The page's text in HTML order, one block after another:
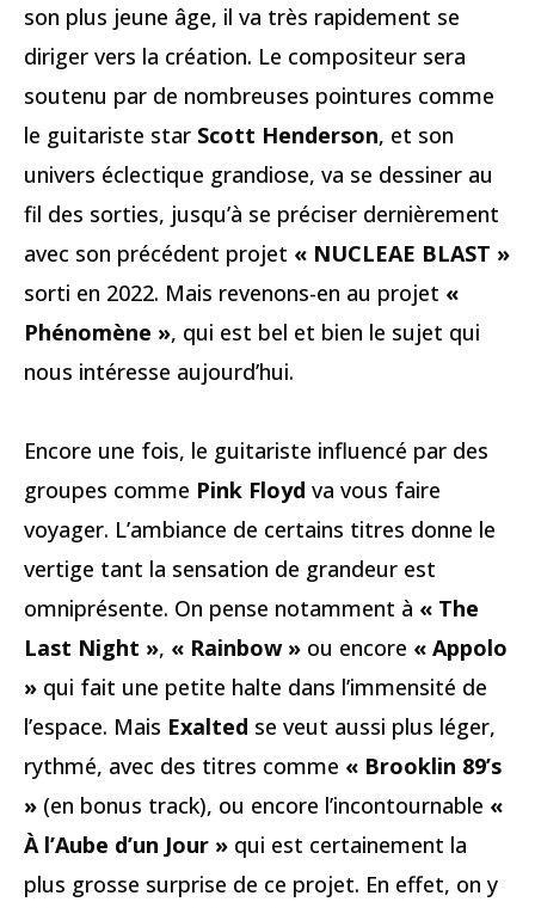
son plus jeune âge, il va très rapidement se
diriger vers la création. Le compositeur sera
soutenu par de nombreuses pointures comme
le guitariste star Scott Henderson, et son
univers éclectique grandiose, va se dessiner au
fil des sorties, jusqu’à se préciser dernièrement
avec son précédent projet « NUCLEAE BLAST »
sorti en 2022. Mais revenons-en au projet «
Phénomène », qui est bel et bien le sujet qui
nous intéresse aujourd’hui.
Encore une fois, le guitariste influencé par des
groupes comme Pink Floyd va vous faire
voyager. L’ambiance de certains titres donne le
vertige tant la sensation de grandeur est
omniprésente. On pense notamment à « The
Last Night », « Rainbow » ou encore « Appolo
» qui fait une petite halte dans l’immensité de
l’espace. Mais Exalted se veut aussi plus léger,
rythmé, avec des titres comme « Brooklin 89’s
» (en bonus track), ou encore l’incontournable «
À l’Aube d’un Jour » qui est certainement la
plus grosse surprise de ce projet. En effet, on y